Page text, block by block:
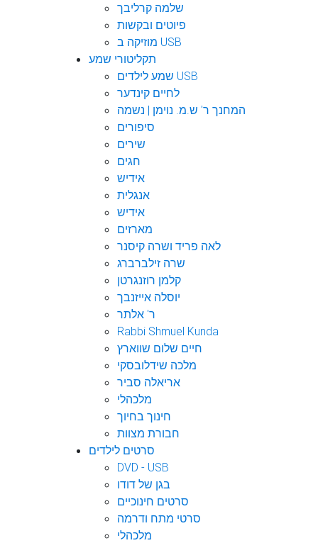
שלמה קרליבך
פיוטים ובקשות
מוזיקה ב USB
תקליטורי שמע
שמע לילדים USB
לחיים קינדער
המחנך ר' ש.מ. נוימן | נשמה
סיפורים
שירים
חגים
אידיש
אנגלית
אידיש
מארזים
לאה פריד ושרה קיסנר
שרה זילברברג
קלמן רוזנגרטן
יוסלה אייזנבך
ר' אלתר
Rabbi Shmuel Kunda
חיים שלום שווארץ
מלכה שידלובסקי
אריאלה סביר
מלכהלי
חינוך בחיוך
חבורת מצוות
סרטים לילדים
DVD - USB
בגן של דודו
סרטים חינוכיים
סרטי מתח ודרמה
מלכהלי